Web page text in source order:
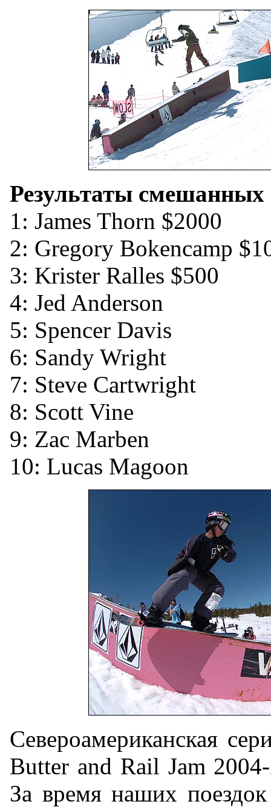
Результаты
1: James Thorn $2000
2: Gregory Bokencamp
3: Krister Ralles $500
4: Jed Anderson
5: Spencer Davis
6: Sandy Wright
7: Steve Cartwright
8: Scott Vine
9: Zac Marben
10: Lucas Magoon
Североамериканская
Butter and Rail Jam
За время наших